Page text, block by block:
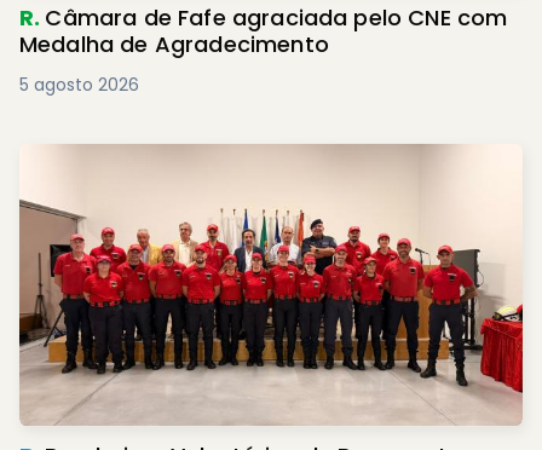
R. Câmara de Fafe agraciada pelo CNE com
Medalha de Agradecimento
5 agosto 2026